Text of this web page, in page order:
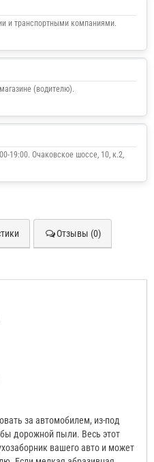
и транспортными компаниями.
(водителю).
19:00. Очаковское шоссе, 10, к.2,
Отзывы (0)
за автомобилем, из-под
дорожной пыли. Весь этот
вашего авто и может